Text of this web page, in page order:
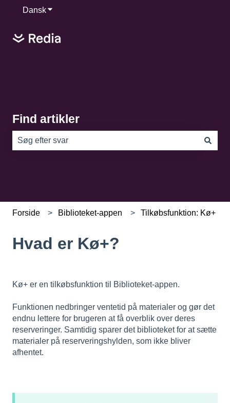
DanskVis undermenu for oversættelser
Find artikler
Forside Biblioteket-appen Tilkøbsfunktion: Kø+
Hvad er Kø+?
Kø+ er en tilkøbsfunktion til Biblioteket-appen.
Funktionen nedbringer ventetid på materialer og gør det
endnu lettere for brugeren at få overblik over deres
reserveringer. Samtidig sparer det biblioteket for at sætte
materialer på reserveringshylden, som ikke bliver
afhentet.